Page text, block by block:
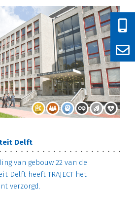
Delft
van gebouw 22 van de
Delft heeft TRAJECT het
verzorgd.